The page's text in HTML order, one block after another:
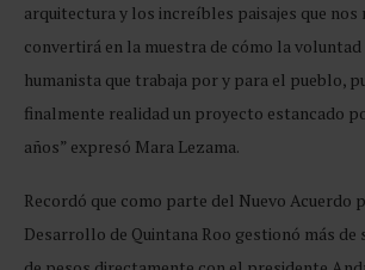
arquitectura y los increíbles paisajes que
convertirá en la muestra de cómo la voluntad
humanista que trabaja por y para el pueblo,
finalmente realidad un proyecto estancado
años” expresó Mara Lezama.
Recordó que como parte del Nuevo Acuerdo
Desarrollo de Quintana Roo gestionó más